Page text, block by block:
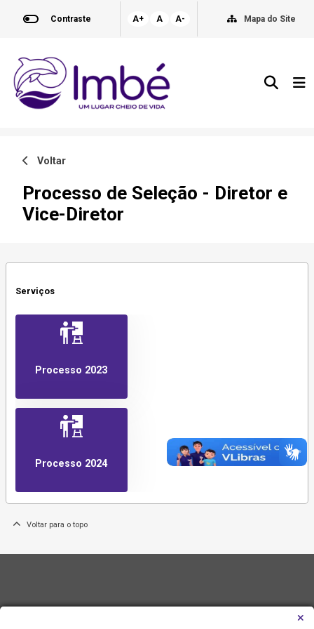
Contraste A+ A A- Mapa do Site
Voltar
Processo de Seleção - Diretor e
Vice-Diretor
Serviços
Processo 2023
Processo 2024
Voltar para o topo